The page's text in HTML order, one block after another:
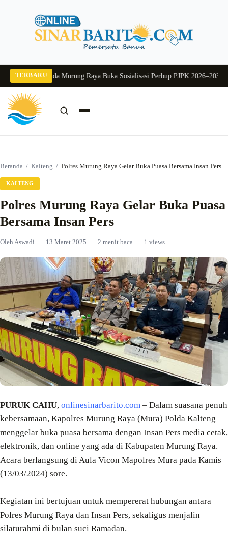
TERBARU
2026Pj Sekda Murung Raya Buka Sosialisasi Perbup PJPK 2026–2030
Beranda / Kalteng / Polres Murung Raya Gelar Buka Puasa Bersama Insan Pers
KALTENG
Polres Murung Raya Gelar Buka Puasa
Bersama Insan Pers
Oleh Aswadi · 13 Maret 2025 · 2 menit baca · 1 views
PURUK CAHU, onlinesinarbarito.com – Dalam suasana penuh
kebersamaan, Kapolres Murung Raya (Mura) Polda Kalteng
menggelar buka puasa bersama dengan Insan Pers media cetak,
elektronik, dan online yang ada di Kabupaten Murung Raya.
Acara berlangsung di Aula Vicon Mapolres Mura pada Kamis
(13/03/2024) sore.
Kegiatan ini bertujuan untuk mempererat hubungan antara
Polres Murung Raya dan Insan Pers, sekaligus menjalin
silaturahmi di bulan suci Ramadan.